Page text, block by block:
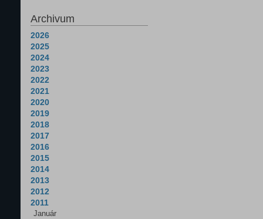
Archivum
2026
2025
2024
2023
2022
2021
2020
2019
2018
2017
2016
2015
2014
2013
2012
2011
Január